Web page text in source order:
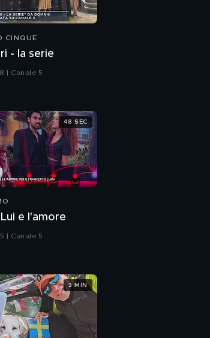
CINQUE
- la serie
| Canale 5
e l'amore
| Canale 5
48 SEC
3 MIN